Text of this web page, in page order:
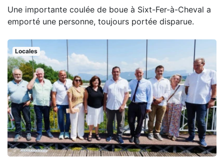
Une importante coulée de boue à Sixt-Fer-à-Cheval a
emporté une personne, toujours portée disparue.
Locales